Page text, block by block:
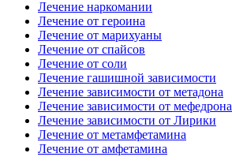
Лечение наркомании
Лечение от героина
Лечение от марихуаны
Лечение от спайсов
Лечение от соли
Лечение гашишной зависимости
Лечение зависимости от метадона
Лечение зависимости от мефедрона
Лечение зависимости от Лирики
Лечение от метамфетамина
Лечение от амфетамина